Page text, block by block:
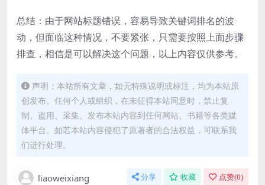
总结：由于网站标题错误，容易导致关键词排名的波
动，但面临这种情况，不要紧张，只需要按照上面步骤
排查，相信是可以解决这个问题，以上内容仅供参考。
声明：本站所有文章，如无特殊说明或标注，均为本站原
创发布。任何个人或组织，在未征得本站同意时，禁止复
制、盗用、采集、发布本站内容到任何网站、书籍等各类媒
体平台。如若本站内容侵犯了原著者的合法权益，可联系我
们进行处理。
liaoweixiang 分享 收藏 点赞(0)